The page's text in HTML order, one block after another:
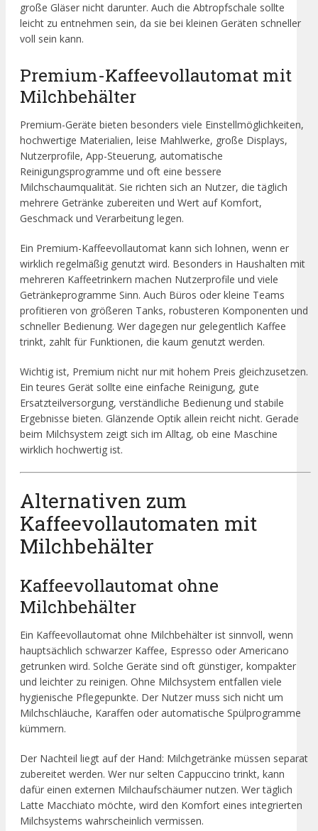
große Gläser nicht darunter. Auch die Abtropfschale sollte
leicht zu entnehmen sein, da sie bei kleinen Geräten schneller
voll sein kann.
Premium-Kaffeevollautomat mit
Milchbehälter
Premium-Geräte bieten besonders viele Einstellmöglichkeiten,
hochwertige Materialien, leise Mahlwerke, große Displays,
Nutzerprofile, App-Steuerung, automatische
Reinigungsprogramme und oft eine bessere
Milchschaumqualität. Sie richten sich an Nutzer, die täglich
mehrere Getränke zubereiten und Wert auf Komfort,
Geschmack und Verarbeitung legen.
Ein Premium-Kaffeevollautomat kann sich lohnen, wenn er
wirklich regelmäßig genutzt wird. Besonders in Haushalten mit
mehreren Kaffeetrinkern machen Nutzerprofile und viele
Getränkeprogramme Sinn. Auch Büros oder kleine Teams
profitieren von größeren Tanks, robusteren Komponenten und
schneller Bedienung. Wer dagegen nur gelegentlich Kaffee
trinkt, zahlt für Funktionen, die kaum genutzt werden.
Wichtig ist, Premium nicht nur mit hohem Preis gleichzusetzen.
Ein teures Gerät sollte eine einfache Reinigung, gute
Ersatzteilversorgung, verständliche Bedienung und stabile
Ergebnisse bieten. Glänzende Optik allein reicht nicht. Gerade
beim Milchsystem zeigt sich im Alltag, ob eine Maschine
wirklich hochwertig ist.
Alternativen zum
Kaffeevollautomaten mit
Milchbehälter
Kaffeevollautomat ohne
Milchbehälter
Ein Kaffeevollautomat ohne Milchbehälter ist sinnvoll, wenn
hauptsächlich schwarzer Kaffee, Espresso oder Americano
getrunken wird. Solche Geräte sind oft günstiger, kompakter
und leichter zu reinigen. Ohne Milchsystem entfallen viele
hygienische Pflegepunkte. Der Nutzer muss sich nicht um
Milchschläuche, Karaffen oder automatische Spülprogramme
kümmern.
Der Nachteil liegt auf der Hand: Milchgetränke müssen separat
zubereitet werden. Wer nur selten Cappuccino trinkt, kann
dafür einen externen Milchaufschäumer nutzen. Wer täglich
Latte Macchiato möchte, wird den Komfort eines integrierten
Milchsystems wahrscheinlich vermissen.